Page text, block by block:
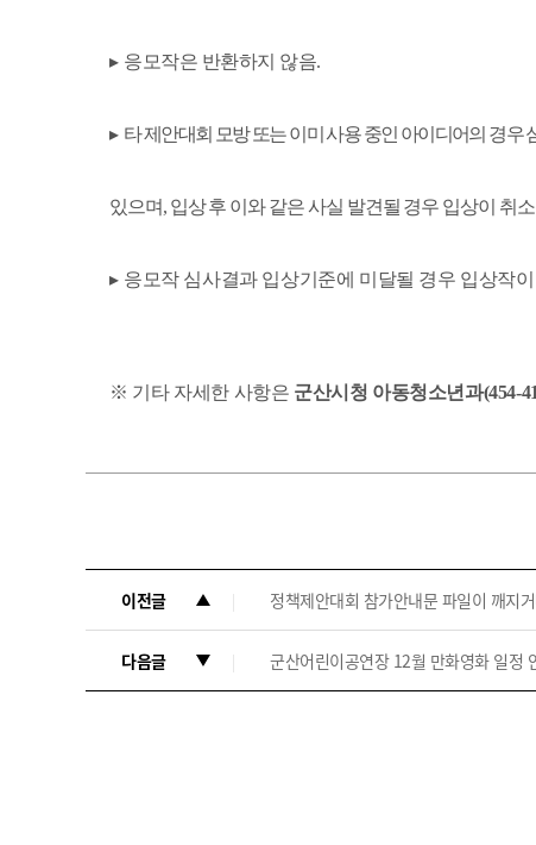
▸ 응모작은 반환하지 않음.
▸ 타 제안대회 모방 또는 이미 사용 중인 아이디어의 경우
있으며, 입상 후 이와 같은 사실 발견될 경우 입상이 취
▸ 응모작 심사결과 입상기준에 미달될 경우 입상작
※ 기타 자세한 사항은 군산시청 아동청소년과(454-
이전글 정책제안대회 참가안내문 파일이 깨지
다음글 군산어린이공연장 12월 만화영화 일정